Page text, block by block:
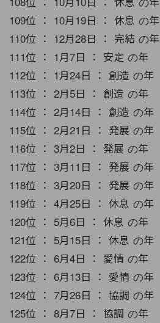
109位 ： 10月19日 ： 休息 の年
110位 ： 12月28日 ： 完結 の年
111位 ： 1月7日 ： 安定 の年
112位 ： 1月24日 ： 創造 の年
113位 ： 2月5日 ： 創造 の年
114位 ： 2月14日 ： 創造 の年
115位 ： 2月21日 ： 発展 の年
116位 ： 3月2日 ： 発展 の年
117位 ： 3月11日 ： 発展 の年
118位 ： 3月20日 ： 発展 の年
119位 ： 4月25日 ： 休息 の年
120位 ： 5月6日 ： 休息 の年
121位 ： 5月15日 ： 休息 の年
122位 ： 6月4日 ： 愛情 の年
123位 ： 6月13日 ： 愛情 の年
124位 ： 7月26日 ： 協調 の年
125位 ： 8月7日 ： 協調 の年